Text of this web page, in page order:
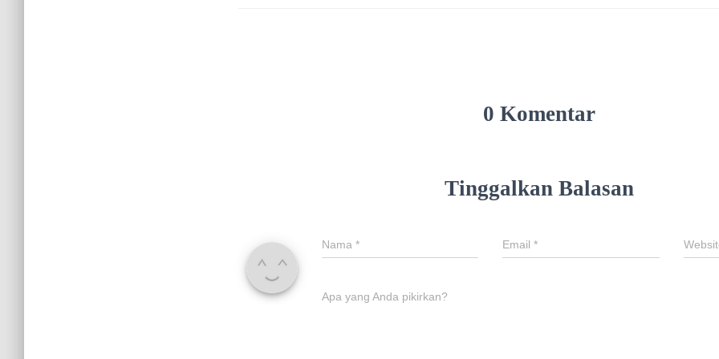
0 Komentar
Tinggalkan Balasan
Nama * Email*
Apa yang Anda pikirkan?